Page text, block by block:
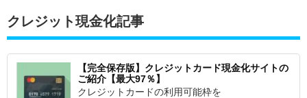
クレジット現金化記事
【完全保存版】クレジットカード現金化サイトの
ご紹介【最大97％】
クレジットカードの利用可能枠を